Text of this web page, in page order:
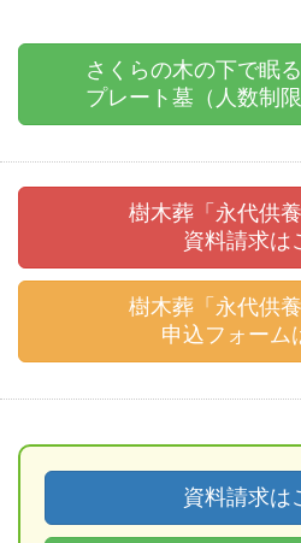
さくらの木の下で眠
プレート墓（人数制
樹木葬「永代供
資料請求は
樹木葬「永代供
申込フォーム
資料請求は